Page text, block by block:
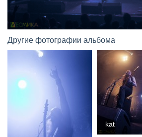
Другие фотографии альбома
kat